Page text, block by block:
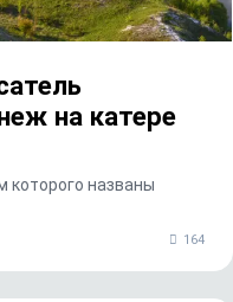
на катере
которого названы
164